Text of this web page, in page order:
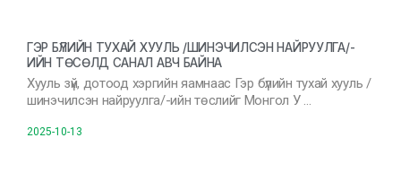
ГЭР БҮЛИЙН ТУХАЙ ХУУЛЬ /ШИНЭЧИЛСЭН НАЙРУУЛГА/-
ИЙН ТӨСӨЛД САНАЛ АВЧ БАЙНА
Хууль зүй, дотоод хэргийн яамнаас Гэр бүлийн тухай хууль /
шинэчилсэн найруулга/-ийн төслийг Монгол У …
2025-10-13